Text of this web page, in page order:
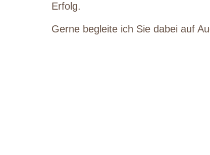
Erfolg.
Gerne begleite ich Sie dabei auf